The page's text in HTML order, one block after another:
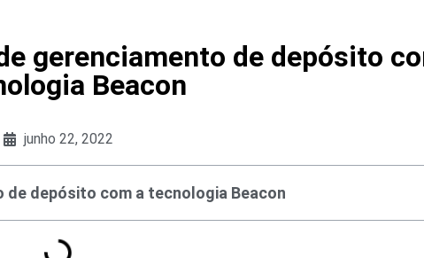
gerenciamento de depósito
Beacon
junho 22, 2022
depósito com a tecnologia Beacon